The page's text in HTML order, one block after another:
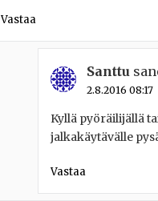
Vastaa
Santtu
2.8.2016 08:17
Kyllä pyöräilijällä
jalkakäytävälle
Vastaa